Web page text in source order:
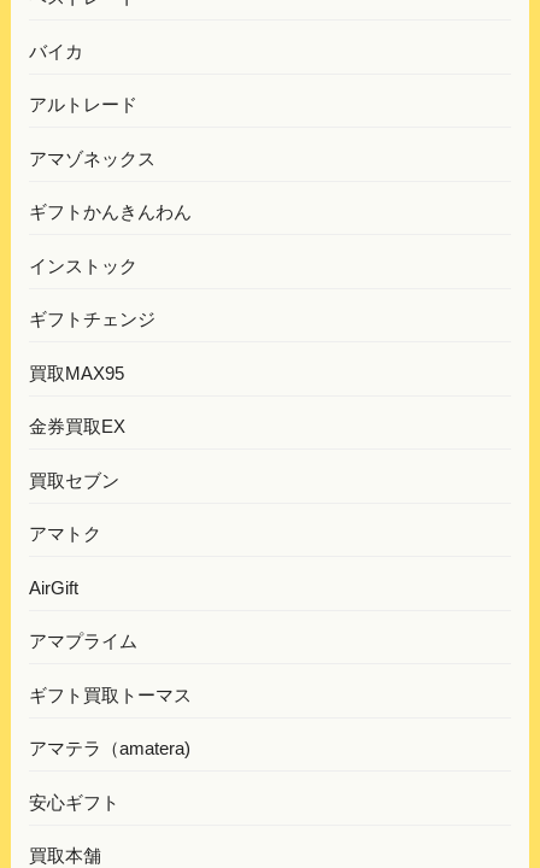
バイカ
アルトレード
アマゾネックス
ギフトかんきんわん
インストック
ギフトチェンジ
買取MAX95
金券買取EX
買取セブン
アマトク
AirGift
アマプライム
ギフト買取トーマス
アマテラ（amatera)
安心ギフト
買取本舗